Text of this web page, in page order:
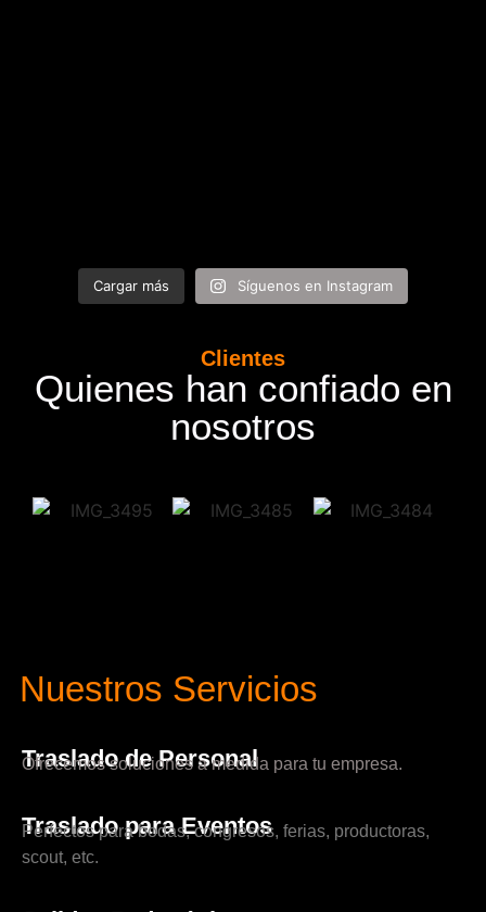
Cargar más Síguenos en Instagram
Clientes
Quienes han confiado en
nosotros
Nuestros Servicios
Traslado de Personal
Ofrecemos soluciones a medida para tu empresa.
Traslado para Eventos
Perfectos para bodas, congresos, ferias, productoras,
scout, etc.